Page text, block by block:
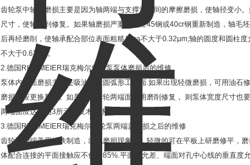
齿轮泵中轴的磨损主要是因为轴两端与支撑滚针间的摩擦磨损，使轴径变小
尺寸，使轴得到修复。如果轴磨损严重，则应45钢或40cr钢重新制造，轴毛
后再经磨削，使轴承配合部位表面粗糙度 ra不大于0.32μm;轴的圆度和圆柱
不大于0.63μm。
2.德国RICKMEIER瑞克梅尔齿轮泵泵体磨损后的维修
泵体内表面磨损主要是吸油区段圆弧形工作面.如果出现轻微磨损，可用油石
磨损时应更换新件。如果泵内齿轮两端面是用磨削修复， 则泵体宽度尺寸也
两端面应达到图3所示的技术要求。
3.德国RICKMEIER瑞克梅尔齿轮泵两端盖磨损之后的维修
齿轮泵的端盖用铸铁制造，出现磨损现象后，轻微的可在平板上研磨修平，
体配合连接的平面接触应不低于85%.平面度允差、端面对孔中心线的垂直度